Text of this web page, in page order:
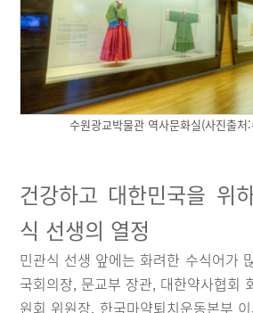
수원광교박물관 역사문화실(사진출처
건강하고 대한민국을 위
식 선생의 열정
민관식 선생 앞에는 화려한 수식어가
국회의장, 문교부 장관, 대한약사협회
원회 위원장, 한국마약퇴치운동본부